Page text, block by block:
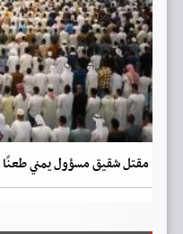
مقتل شقيق مسؤول يمني